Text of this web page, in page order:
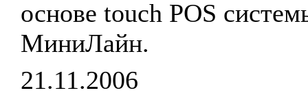
основе touch POS
МиниЛайн.
21.11.2006